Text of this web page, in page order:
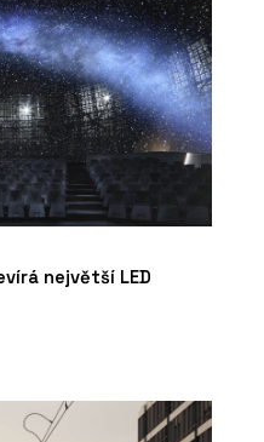
největší LED